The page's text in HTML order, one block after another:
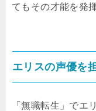
てもその才能を発
エリスの声優を
「無職転生」でエ